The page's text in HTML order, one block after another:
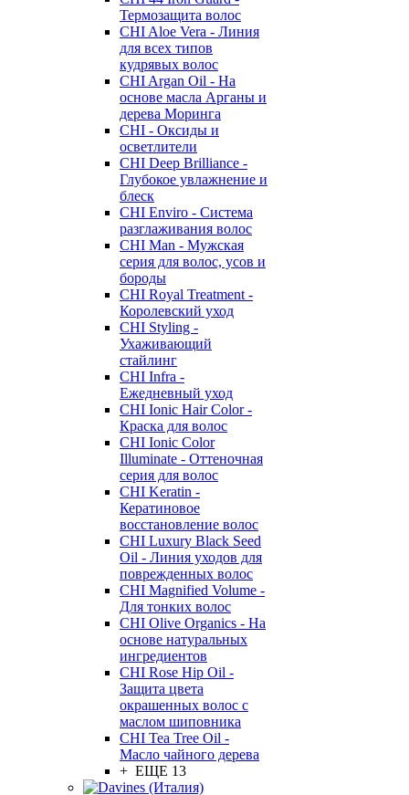
Термозащита волос
CHI Aloe Vera - Линия
для всех типов
кудрявых волос
CHI Argan Oil - На
основе масла Арганы и
дерева Моринга
CHI - Оксиды и
осветлители
CHI Deep Brilliance -
Глубокое увлажнение и
блеск
CHI Enviro - Система
разглаживания волос
CHI Man - Мужская
серия для волос, усов и
бороды
CHI Royal Treatment -
Королевский уход
CHI Styling -
Ухаживающий
стайлинг
CHI Infra -
Ежедневный уход
CHI Ionic Hair Color -
Краска для волос
CHI Ionic Color
Illuminate - Оттеночная
серия для волос
CHI Keratin -
Кератиновое
восстановление волос
CHI Luxury Black Seed
Oil - Линия уходов для
поврежденных волос
CHI Magnified Volume -
Для тонких волос
CHI Olive Organics - На
основе натуральных
ингредиентов
CHI Rose Hip Oil -
Защита цвета
окрашенных волос с
маслом шиповника
CHI Tea Tree Oil -
Масло чайного дерева
+ ЕЩЕ 13